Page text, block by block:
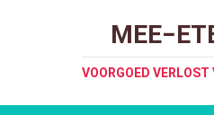
VOORGOED